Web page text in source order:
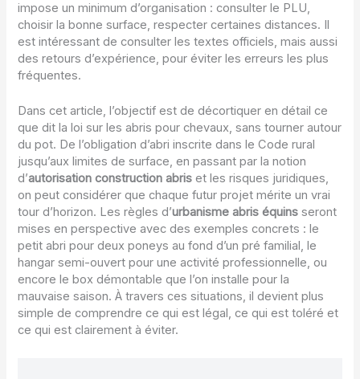
impose un minimum d’organisation : consulter le PLU,
choisir la bonne surface, respecter certaines distances. Il
est intéressant de consulter les textes officiels, mais aussi
des retours d’expérience, pour éviter les erreurs les plus
fréquentes.
Dans cet article, l’objectif est de décortiquer en détail ce
que dit la loi sur les abris pour chevaux, sans tourner autour
du pot. De l’obligation d’abri inscrite dans le Code rural
jusqu’aux limites de surface, en passant par la notion
d’autorisation construction abris et les risques juridiques,
on peut considérer que chaque futur projet mérite un vrai
tour d’horizon. Les règles d’urbanisme abris équins seront
mises en perspective avec des exemples concrets : le
petit abri pour deux poneys au fond d’un pré familial, le
hangar semi-ouvert pour une activité professionnelle, ou
encore le box démontable que l’on installe pour la
mauvaise saison. À travers ces situations, il devient plus
simple de comprendre ce qui est légal, ce qui est toléré et
ce qui est clairement à éviter.